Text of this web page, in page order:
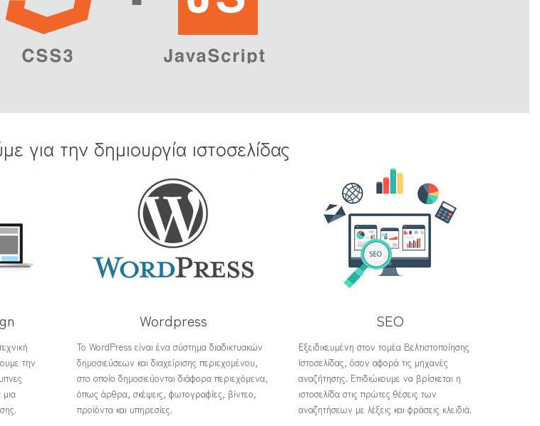
για την δημιουργία ιστοσελίδας
την
Wordpress
Το WordPress είναι ένα σύστημα διαδικτυακών
δημοσιεύσεων και διαχείρισης περιεχομένου,
στο οποίο δημοσιεύονται διάφορα περιεχόμενα,
όπως άρθρα, σκέψεις, φωτογραφίες, βίντεο,
προϊόντα και υπηρεσίες.
SEO
Εξειδικευμένη στον τομέα Βελτιστοποίησης
Ιστοσελίδας, όσον αφορά τις μηχανές
αναζήτησης. Επιδιώκουμε να βρίσκεται η
ιστοσελίδα στις πρώτες θέσεις των
αναζητήσεων με λέξεις και φράσεις κλειδιά.